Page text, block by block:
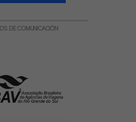
DE COMUNICACIÓN